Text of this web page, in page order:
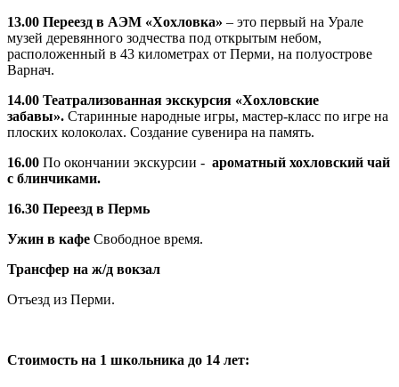
13.00 Переезд в АЭМ «Хохловка» – это первый на Урале
музей деревянного зодчества под открытым небом,
расположенный в 43 километрах от Перми, на полуострове
Варнач.
14.00 Театрализованная экскурсия «Хохловские
забавы». Старинные народные игры, мастер-класс по игре на
плоских колоколах. Создание сувенира на память.
16.00 По окончании экскурсии - ароматный хохловский чай
с блинчиками.
16.30 Переезд в Пермь
Ужин в кафе Свободное время.
Трансфер на ж/д вокзал
Отъезд из Перми.
Стоимость на 1 школьника до 14 лет: